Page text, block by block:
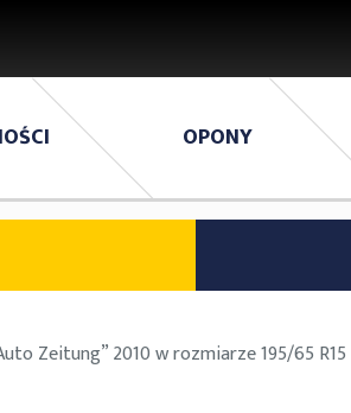
OPONY
Zeitung” 2010 w rozmiarze 195/65 R15